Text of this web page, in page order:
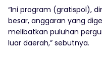
“Ini program (gratispol),
besar, anggaran yang
melibatkan puluhan
luar daerah,” sebutnya.